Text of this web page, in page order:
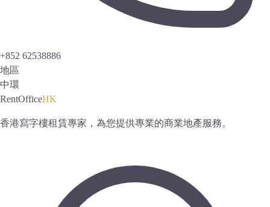
+852 62538886
地區
中環
RentOfficeHK
香港寫字樓租賃專家，為您提供專業的商業地產服務。